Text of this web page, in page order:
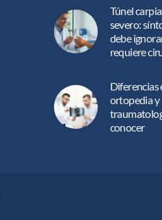
Túnel
severo:
debe
requiere
Diferencias
ortopedia y
conocer